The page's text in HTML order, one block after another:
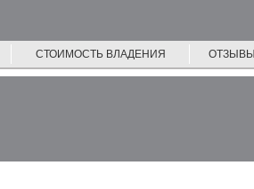
СТОИМОСТЬ ВЛАДЕНИЯ ОТЗЫВЫ